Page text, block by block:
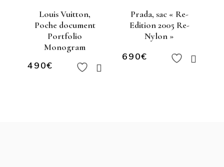
Louis Vuitton,
Poche document
Portfolio
Monogram
490€
Prada, sac « Re-
Edition 2005 Re-
Nylon »
690€